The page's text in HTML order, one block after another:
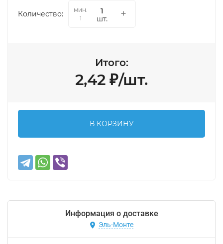
Количество:
мин.
1
шт.
Итого:
2,42 ₽/шт.
В КОРЗИНУ
Информация о доставке
Эль-Монте